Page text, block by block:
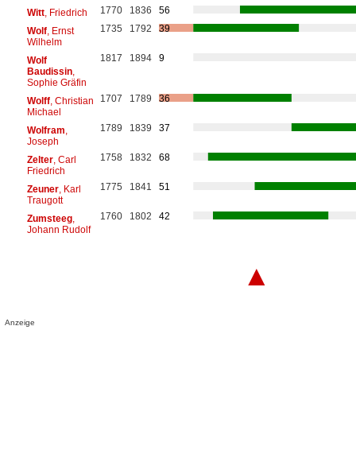
Witt, Friedrich 1770 1836
56
Wolf, Ernst
Wilhelm
1735 1792 39
Wolf
Baudissin,
Sophie Gräfin
1817 1894 9
Wolff, Christian
Michael
1707 1789 36
Wolfram
Joseph
1789 1839 37
Zelter, Carl
Friedrich
1758 1832 68
Zeuner, Karl
Traugott
1775 1841 51
Zumsteeg,
Johann Rudolf
1760 1802 42
▲
Anzeige